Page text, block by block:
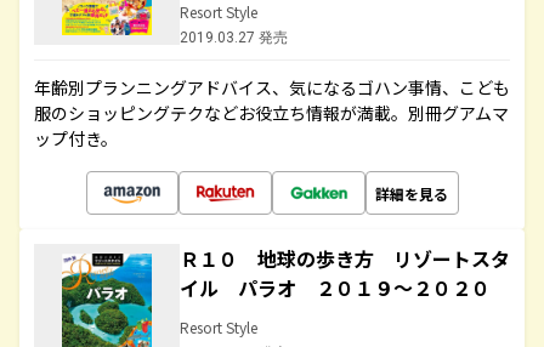
Resort Style
2019.03.27 発売
年齢別プランニングアドバイス、気になるゴハン事情、こども
服のショッピングテクなどお役立ち情報が満載。別冊グアムマ
ップ付き。
詳細を見る
Ｒ１０ 地球の歩き方 リゾートスタ
イル パラオ ２０１９～２０２０
Resort Style